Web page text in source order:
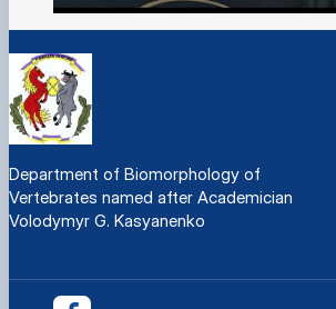
Department of Biomorphology of
Vertebrates named after Academician
Volodymyr G. Kasyanenko